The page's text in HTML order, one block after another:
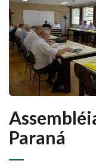
Paraná